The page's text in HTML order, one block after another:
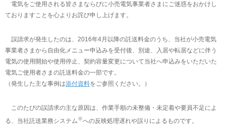
電気をご使用される皆さまならびに小売電気事業者さまにご迷惑をおかけし
ておりますことを心よりお詫び申し上げます。
誤請求が発生したのは、2016年4月以降の託送料金のうち、当社が小売電気
事業者さまから自由化メニュー申込みを受付後、別途、入居や転居などに伴う
電気の使用開始や使用停止、契約容量変更について当社へ申込みをいただいた
電気ご使用者さまの託送料金の一部です。
（発生した主な事例は添付資料をご参照ください。）
このたびの誤請求の主な原因は、作業手順の未整備・未定着や要員不足によ
る、当社託送業務システム※への反映処理遅れや誤りによるものです。